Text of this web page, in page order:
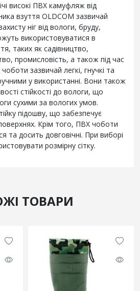
високі ПВХ камуфляж від
взуття OLDCOM зазвичай
ніг від вологи, бруду,
використовуватися в
таких як садівництво,
промисловість, а також під час
зазвичай легкі, гнучкі та
у використанні. Вони також
стійкості до вологи, що
сухими за вологих умов.
підошву, що забезпечує
Крім того, ПВХ чоботи
та досить довговічні. При виборі
розмірну сітку.
ТОВАРИ